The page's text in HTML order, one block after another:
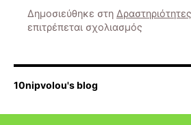
Δημοσιεύθηκε στη
επιτρέπεται σχολιασμός
φύση
10nipvolou's blog